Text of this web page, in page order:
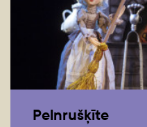
Pelnrušķīte